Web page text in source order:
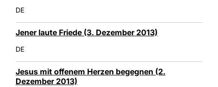
DE
Jener laute Friede (3. Dezember 2013)
DE
Jesus mit offenem Herzen begegnen (2.
Dezember 2013)